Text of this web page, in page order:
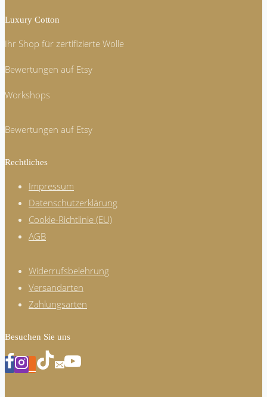
Luxury Cotton
Ihr Shop für zertifizierte Wolle
Bewertungen auf Etsy
Workshops
Bewertungen auf Etsy
Rechtliches
Impressum
Datenschutzerklärung
Cookie-Richtlinie (EU)
AGB
Widerrufsbelehrung
Versandarten
Zahlungsarten
Besuchen Sie uns